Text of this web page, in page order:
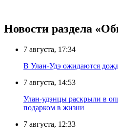
Новости раздела
7 августа, 17:34
В Улан-Удэ ожидаются
7 августа, 14:53
Улан-удэнцы раскрыли в
подарком в жизни
7 августа, 12:33